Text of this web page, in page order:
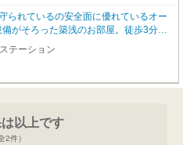
られているの安全面に優れているオー
がそろった築浅のお部屋。徒歩3分で
です。
テーション
以上です
2件）